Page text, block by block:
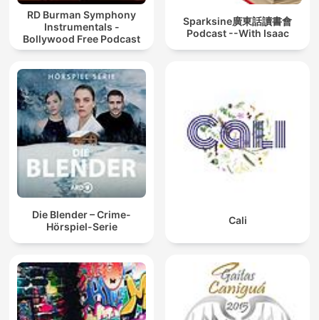
RD Burman Symphony
Instrumentals -
Bollywood Free Podcast
Sparksine廣東話讀書會
Podcast --With Isaac
Die Blender – Crime-
Hörspiel-Serie
Cali